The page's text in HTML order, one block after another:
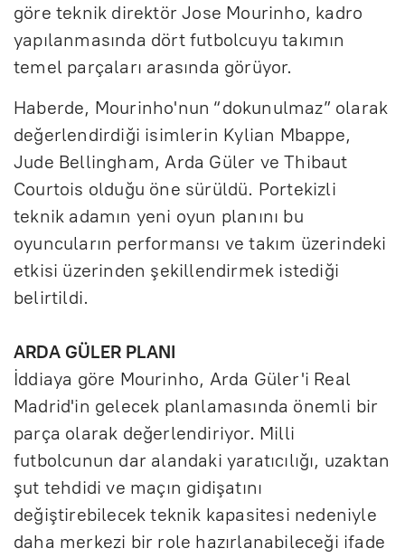
göre teknik direktör Jose Mourinho, kadro
yapılanmasında dört futbolcuyu takımın
temel parçaları arasında görüyor.
Haberde, Mourinho'nun “dokunulmaz” olarak
değerlendirdiği isimlerin Kylian Mbappe,
Jude Bellingham, Arda Güler ve Thibaut
Courtois olduğu öne sürüldü. Portekizli
teknik adamın yeni oyun planını bu
oyuncuların performansı ve takım üzerindeki
etkisi üzerinden şekillendirmek istediği
belirtildi.
ARDA GÜLER PLANI
İddiaya göre Mourinho, Arda Güler'i Real
Madrid'in gelecek planlamasında önemli bir
parça olarak değerlendiriyor. Milli
futbolcunun dar alandaki yaratıcılığı, uzaktan
şut tehdidi ve maçın gidişatını
değiştirebilecek teknik kapasitesi nedeniyle
daha merkezi bir role hazırlanabileceği ifade